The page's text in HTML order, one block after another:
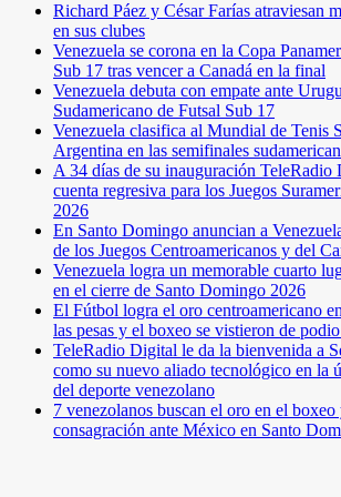
Richard Páez y César Farías atraviesan
en sus clubes
Venezuela se corona en la Copa
Sub 17 tras vencer a Canadá en la final
Venezuela debuta con empate ante
Sudamericano de Futsal Sub 17
Venezuela clasifica al Mundial de Tenis
Argentina en las semifinales
A 34 días de su inauguración TeleRadio
cuenta regresiva para los Juegos
2026
En Santo Domingo anuncian a
de los Juegos Centroamericanos y del
Venezuela logra un memorable cuarto
en el cierre de Santo Domingo 2026
El Fútbol logra el oro centroamericano
las pesas y el boxeo se vistieron de
TeleRadio Digital le da la bienvenida a
como su nuevo aliado tecnológico en la
del deporte venezolano
7 venezolanos buscan el oro en el
consagración ante México en Santo